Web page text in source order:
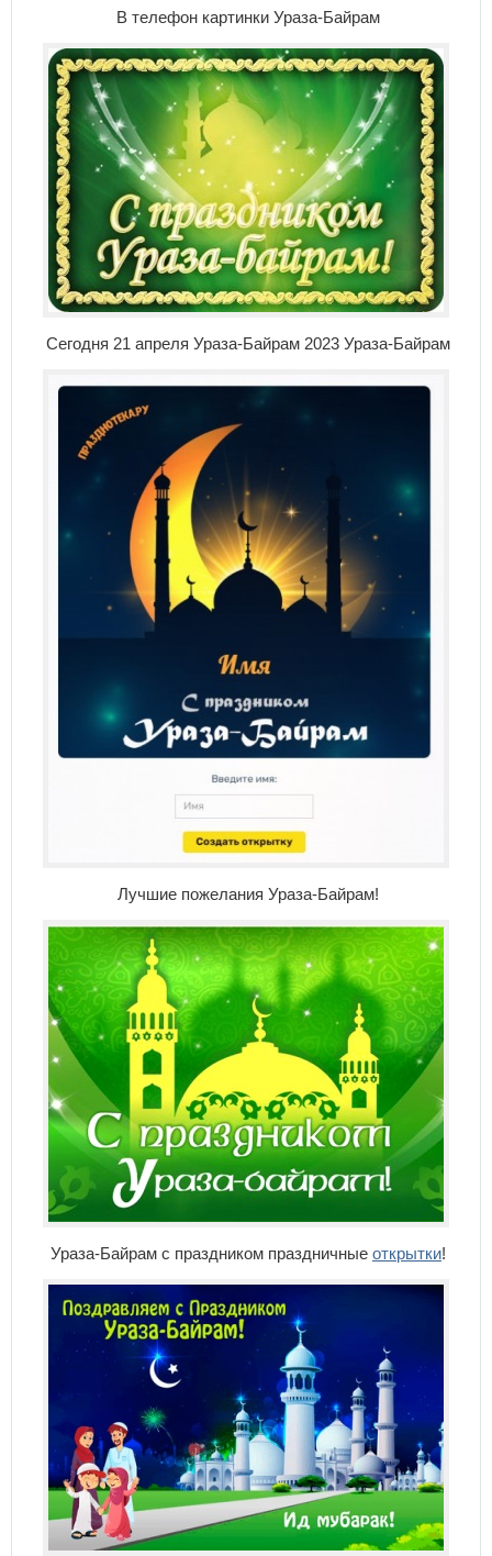
В телефон картинки Ураза-Байрам
Сегодня 21 апреля Ураза-Байрам 2023 Ураза-Байрам
Лучшие пожелания Ураза-Байрам!
Ураза-Байрам с праздником праздничные открытки!